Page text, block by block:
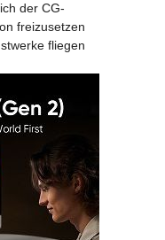
der CG-
freizusetzen
fliegen